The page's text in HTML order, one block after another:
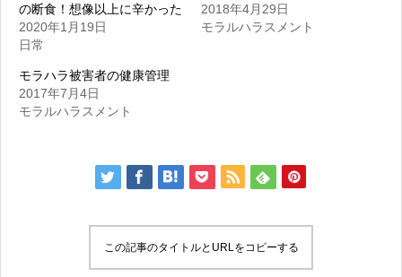
の断食！想像以上に辛かった
2020年1月19日
日常
2018年4月29日
モラルハラスメント
モラハラ被害者の健康管理
2017年7月4日
モラルハラスメント
この記事のタイトルとURLをコピーする